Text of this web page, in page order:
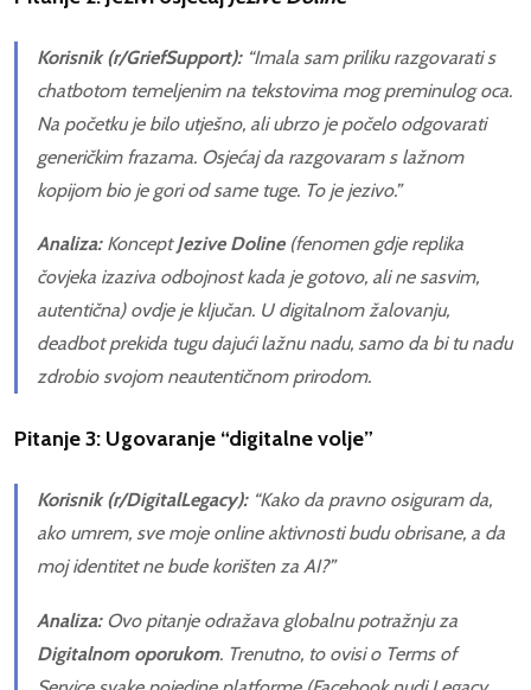
Korisnik (r/GriefSupport):“Imala sam priliku razgovarati s
chatbotomtemeljenim na tekstovima mog preminulog oca.
Na početku je bilo utješno, ali ubrzo je počelo odgovarati
generičkim frazama. Osjećaj da razgovaram s lažnom
kopijom bio je gori od same tuge. To je jezivo.”
Analiza:KonceptJezive Doline(fenomen gdje replika
čovjeka izaziva odbojnost kada je gotovo, ali ne sasvim,
autentična) ovdje je ključan. U digitalnom žalovanju,
deadbotprekida tugu dajući lažnu nadu, samo da bi tu nadu
zdrobio svojom neautentičnom prirodom.
Pitanje 3: Ugovaranje “digitalne volje”
Korisnik (r/DigitalLegacy):“Kako da pravno osiguram da,
ako umrem, sve moje onlineaktivnosti budu obrisane, a da
moj identitet ne bude korišten za AI?”
Analiza:Ovo pitanje odražava globalnu potražnju za
Digitalnom oporukom. Trenutno, to ovisi o Terms of